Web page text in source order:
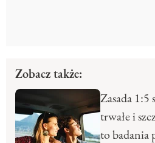
Zobacz także:
Zasada 1:5
trwałe i
to badania